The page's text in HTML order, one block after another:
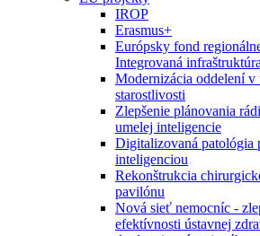
IROP
Erasmus+
Európsky fond
Integrovaná
Modernizácia oddelení v
starostlivosti
Zlepšenie plánovania
umelej inteligencie
Digitalizovaná patológia
inteligenciou
Rekonštrukcia
pavilónu
Nová sieť nemocníc -
efektívnosti ústavnej